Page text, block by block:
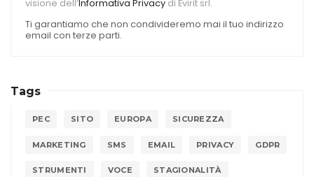
visione dell’Informativa Privacy di Evirit srl.
Ti garantiamo che non condivideremo mai il tuo indirizzo
email con terze parti.
Tags
PEC SITO EUROPA SICUREZZA
MARKETING SMS EMAIL PRIVACY GDPR
STRUMENTI VOCE STAGIONALITÀ